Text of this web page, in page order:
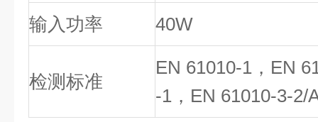
输入功率 40W
检测标准
EN 61010-1，EN
-1，EN 61010-3-2/